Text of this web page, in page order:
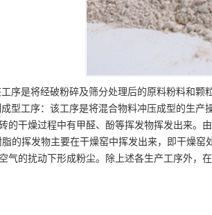
序是将经破粉碎及筛分处理后的原料粉料和
型工序：该工序是将混合物料冲压成型的生
的干燥过程中有甲醛、酚等挥发物挥发出来。
的挥发物主要在干燥窑中挥发出来，即干燥
气的扰动下形成粉尘。除上述各生产工序外，